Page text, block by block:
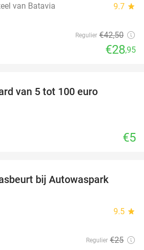
van Batavia 9.7 star
Regulier €42,50
€28,95
van 5 tot 100 euro
€5
bij Autowaspark
9.5 star
Regulier €25